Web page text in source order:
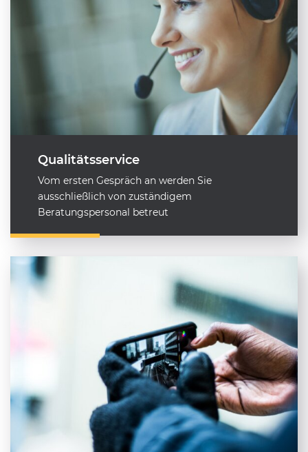
Qualitätsservice
Vom ersten Gespräch an werden Sie
ausschließlich von zuständigem
Beratungspersonal betreut